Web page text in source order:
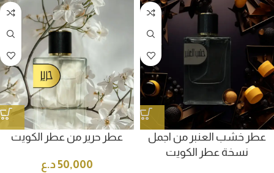
عطر حرير من عطر الكويت
50,000د.ع
عطر خشب العنبر من اجمل
نسخة عطر الكويت